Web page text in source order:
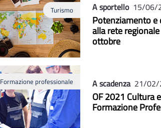
Turismo A sportello 15/06/
Potenziamento
alla rete
ottobre
Formazione professionale A scadenza 21/
OF 2021 Cultura
Formazione